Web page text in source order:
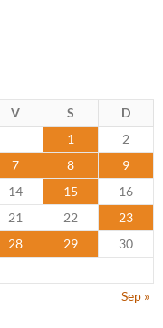
V S
D
1
2
7 8
9
14 15
16
21 22
23
28 29
30
Sep »